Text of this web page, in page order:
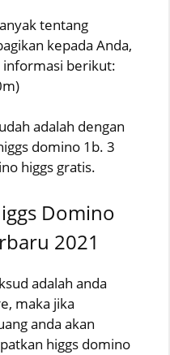
tentang
kepada Anda,
berikut:
adalah dengan
domino 1b. 3
higgs gratis.
Domino
2021
adalah anda
maka jika
anda akan
higgs domino